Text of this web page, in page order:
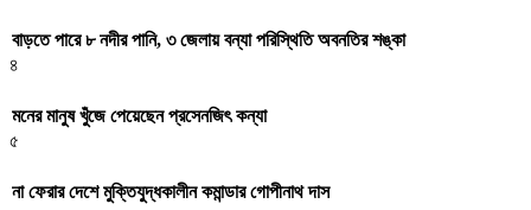
বাড়তে পারে ৮ নদীর পানি, ৩ জেলায় বন্যা পরিস্থিতি অবনতির শঙ্কা
৪
মনের মানুষ খুঁজে পেয়েছেন প্রসেনজিৎ কন্যা
৫
না ফেরার দেশে মুক্তিযুদ্ধকালীন কমান্ডার গোপীনাথ দাস